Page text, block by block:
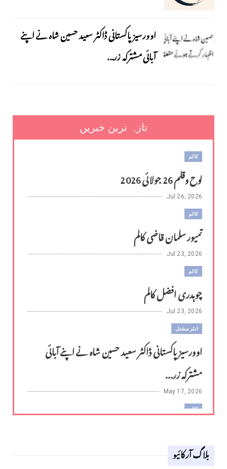
اوورسیز پاکستانی ڈاکٹر سعید حسین شاہ نے اپنے
آبائی مشترکہ زر...
تازہ ترین خبریں
کالم
لوح وقلم 26 جولائی 2026
Jul 26, 2026
کالم
تمیور سلمان قاضی کالم
Jul 23, 2026
کالم
چوہدری افضل کالم
Jul 23, 2026
انٹر نیشنل
اوورسیز پاکستانی ڈاکٹر سعید حسین شاہ نے اپنے آبائی
مشترکہ زر...
May 17, 2026
کالم
Apr 18, 2026
بلاگ آرکائیو